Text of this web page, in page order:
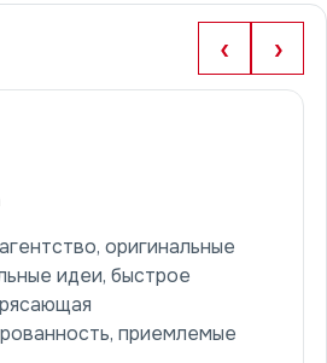
‹ ›
оригинальные
идеи, быстрое
приемлемые